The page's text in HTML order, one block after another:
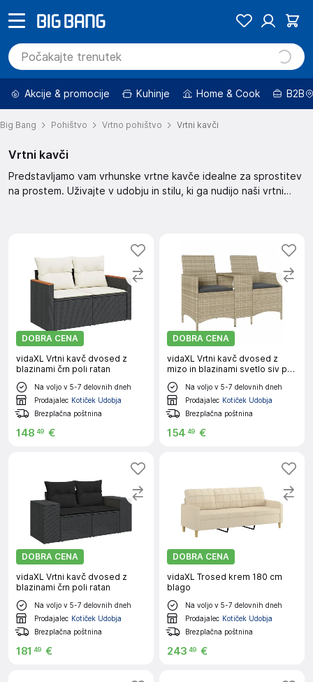
Akcije & promocije Kuhinje Home & Cook B2B
Big Bang Pohištvo Vrtno pohištvo Vrtni kavči
Vrtni kavči
Predstavljamo vam vrhunske vrtne kavče idealne za sprostitev
na prostem. Uživajte v udobju in stilu, ki ga nudijo naši vrtni
DOBRA CENA
vidaXL Vrtni kavč dvosed z
blazinami črn poli ratan
Na voljo v 5-7 delovnih dneh
Prodajalec Kotiček Udobja
Brezplačna poštnina
148 49 €
DOBRA CENA
vidaXL Vrtni kavč dvosed z
mizo in blazinami svetlo siv poli
ratan
Na voljo v 5-7 delovnih dneh
Prodajalec Kotiček Udobja
Brezplačna poštnina
154 49 €
DOBRA CENA
vidaXL Vrtni kavč dvosed z
blazinami črn poli ratan
Na voljo v 5-7 delovnih dneh
Prodajalec Kotiček Udobja
Brezplačna poštnina
181 49 €
DOBRA CENA
vidaXL Trosed krem 180 cm
blago
Na voljo v 5-7 delovnih dneh
Prodajalec Kotiček Udobja
Brezplačna poštnina
243 49 €